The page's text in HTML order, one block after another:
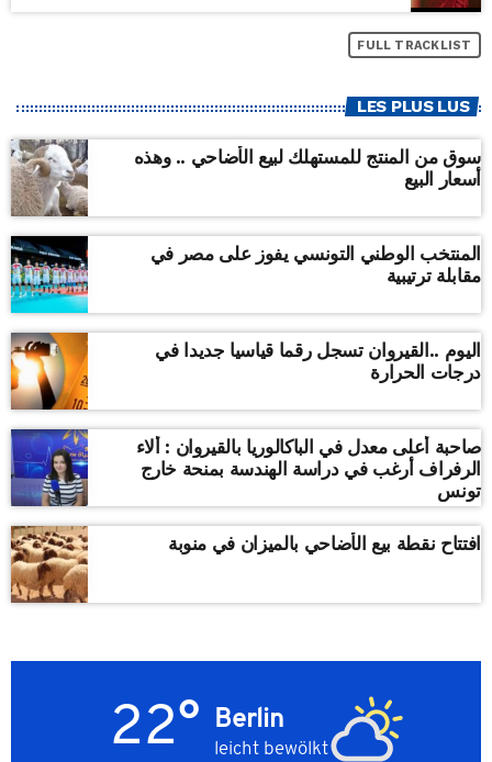
FULL TRACKLIST
LES PLUS LUS
سوق من المنتج للمستهلك لبيع الأضاحي .. وهذه
أسعار البيع
المنتخب الوطني التونسي يفوز على مصر في
مقابلة ترتيبية
اليوم ..القيروان تسجل رقما قياسيا جديدا في
درجات الحرارة
صاحبة أعلى معدل في الباكالوريا بالقيروان : ألاء
الرفراف أرغب في دراسة الهندسة بمنحة خارج
تونس
افتتاح نقطة بيع الأضاحي بالميزان في منوبة
Berlin
leicht bewölkt
22°